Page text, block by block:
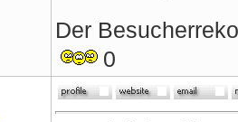
Der
0